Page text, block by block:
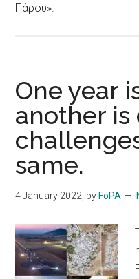
Πάρου».
One year
another is
same.
4 January 2022, by FoPA